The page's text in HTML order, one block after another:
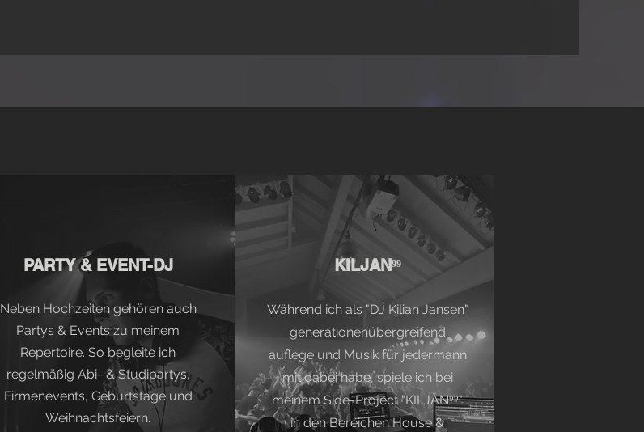
PARTY & EVENT-DJ
Neben Hochzeiten gehören auch
Partys & Events zu meinem
Repertoire. So begleite ich
regelmäßig Abi- & Studipartys,
Firmenevents, Geburtstage und
Weihnachtsfeiern.
KILJAN⁹⁹
Während ich als "DJ Kilian Jansen"
generationenübergreifend
auflege und Musik für jedermann
mit dabei habe, spiele ich bei
meinem Side-Project "KILJAN⁹⁹"
in den Bereichen House &